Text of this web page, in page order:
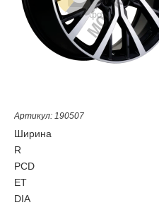
Артикул: 190507
Ширина
R
PCD
ET
DIA